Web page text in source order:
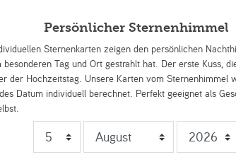
Persönlicher Sternenhimmel
Sternenkarten zeigen den persönlichen
besonderen Tag und Ort gestrahlt hat. Der erste Kuss,
der Hochzeitstag. Unsere Karten vom Sternenhimmel
Datum individuell berechnet. Perfekt geeignet als